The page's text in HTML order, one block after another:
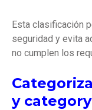
Esta clasificación
seguridad y evita
no cumplen los
y